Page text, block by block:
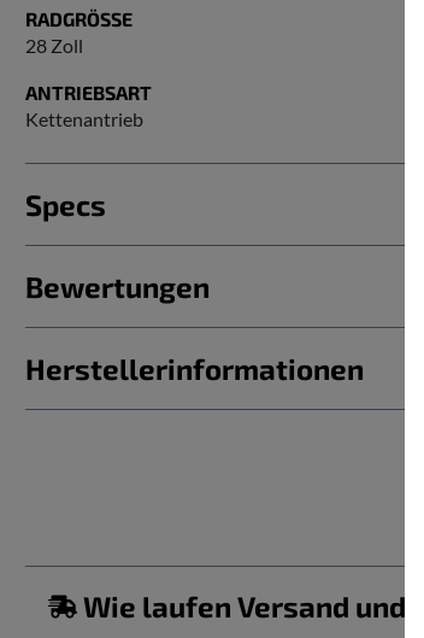
RADGRÖSSE
28 Zoll
ANTRIEBSART
Kettenantrieb
Specs
Bewertungen
Herstellerinformationen
Wie laufen Versand und